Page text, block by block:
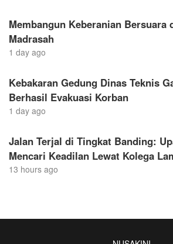
Membangun Keberanian
Madrasah
1 day ago
Kebakaran Gedung Dinas Teknis
Berhasil Evakuasi Korban
1 day ago
Jalan Terjal di Tingkat Banding:
Mencari Keadilan Lewat Kolega
13 hours ago